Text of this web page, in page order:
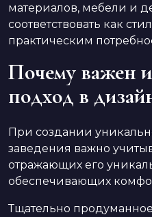
материалов, мебели и
соответствовать как
практическим
Почему важен
подход в
При создании
заведения важно
отражающих его
обеспечивающих
Тщательно